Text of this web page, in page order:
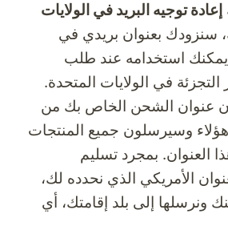
إعادة توجيه البريد في الولايات
سنزودك بعنوان بريدي في
يمكنك استخدامه عند طلب
في الولايات المتحدة.
عنوان الشحن الخاص بك من
هؤلاء وسيرسلون جميع المنتجات
العنوان. بمجرد تسليم
الأمريكي الذي نحدده لك،
ونرسلها إلى بلد إقامتك، أي